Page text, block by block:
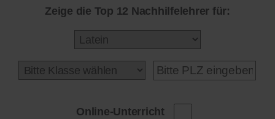
Zeige die Top 12 Nachhilfelehrer für:
Online-Unterricht